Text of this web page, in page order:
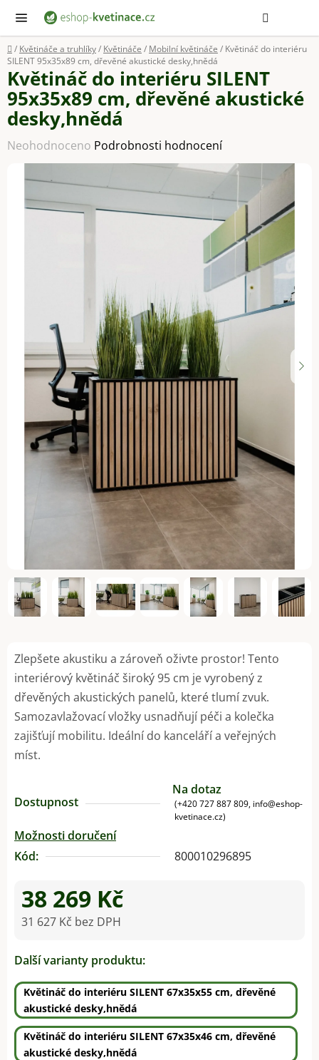
obsah
Domů
/ Květináče a truhlíky/ Květináče / Mobilní květináče / Květináč do interiéru
SILENT 95x35x89 cm, dřevěné akustické desky,hnědá
Zlepšete akustiku a zároveň oživte prostor! Tento
interiérový květináč široký 95 cm je vyrobený z
dřevěných akustických panelů, které tlumí zvuk.
Samozavlažovací vložky usnadňují péči a kolečka
zajišťují mobilitu. Ideální do kanceláří a veřejných
míst.
Dostupnost
Na dotaz
(+420 727 887 809, info@eshop-
kvetinace.cz)
Možnosti doručení
Kód:
800010296895
38 269 Kč
31 627 Kč bez DPH
Další varianty produktu:
Květináč do interiéru SILENT 67x35x55 cm, dřevěné
akustické desky,hnědá
Květináč do interiéru SILENT 67x35x46 cm, dřevěné
akustické desky,hnědá
Květináč do interiéru SILENT
95x35x89 cm, dřevěné akustické
desky,hnědá
Průměrné
hodnocení
produktu
Neohodnoceno Podrobnosti hodnocení